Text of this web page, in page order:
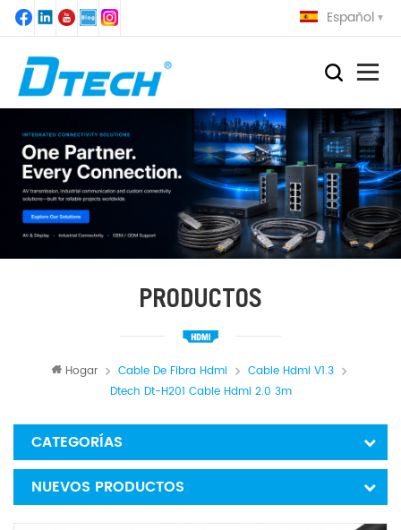
Español
PRODUCTOS
Hogar Cable De Fibra Hdmi
Cable Hdmi V1.3
Dtech Dt-H201 Cable Hdmi 2.0 3m
CATEGORÍAS
NUEVOS PRODUCTOS